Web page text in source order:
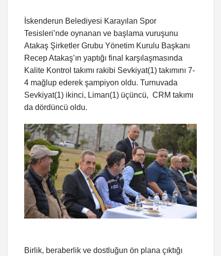
İskenderun Belediyesi Karayılan Spor
Tesisleri’nde oynanan ve başlama vuruşunu
Atakaş Şirketler Grubu Yönetim Kurulu Başkanı
Recep Atakaş’ın yaptığı final karşılaşmasında
Kalite Kontrol takımı rakibi Sevkiyat(1) takımını 7-
4 mağlup ederek şampiyon oldu. Turnuvada
Sevkiyat(1) ikinci, Liman(1) üçüncü, CRM takımı
da dördüncü oldu.
Birlik, beraberlik ve dostluğun ön plana çıktığı